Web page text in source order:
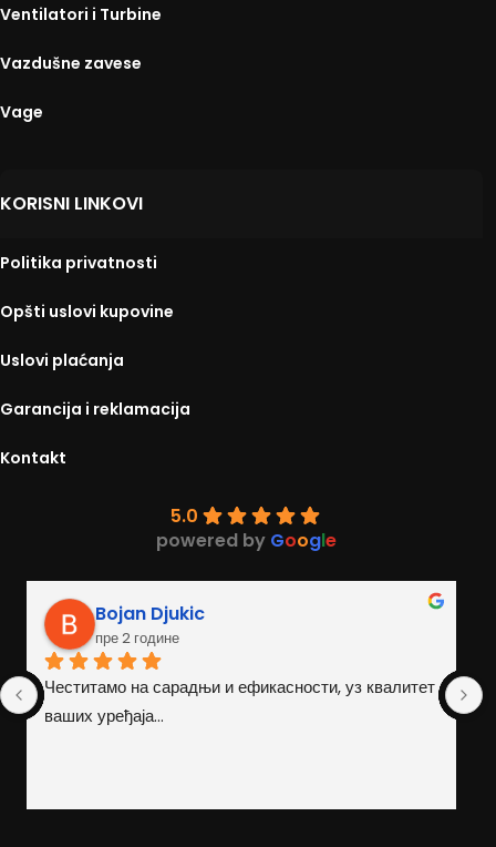
Ventilatori i Turbine
Vazdušne zavese
Vage
KORISNI LINKOVI
Politika privatnosti
Opšti uslovi kupovine
Uslovi plaćanja
Garancija i reklamacija
Kontakt
5.0
powered by Google
уз квалитет